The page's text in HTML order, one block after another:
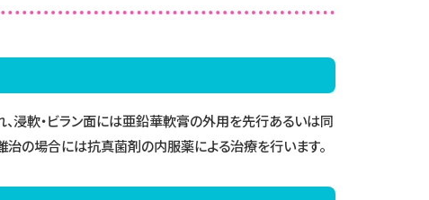
浸軟・ビラン面には亜鉛華軟膏の外用を先行あるいは同
治の場合には抗真菌剤の内服薬による治療を行います。